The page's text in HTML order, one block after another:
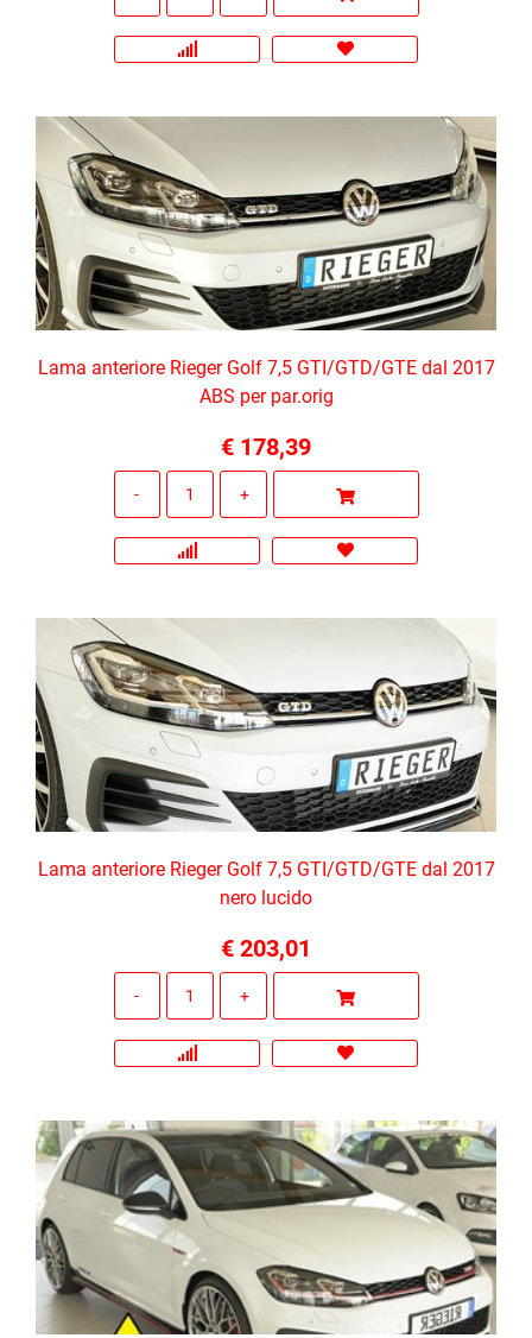
Lama anteriore Rieger Golf 7,5 GTI/GTD/GTE dal 2017
ABS per par.orig
€ 178,39
Lama anteriore Rieger Golf 7,5 GTI/GTD/GTE dal 2017
nero lucido
€ 203,01